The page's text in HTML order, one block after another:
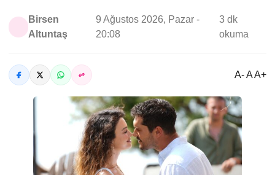
Birsen
Altuntaş
9 Ağustos 2026, Pazar -
20:08
3 dk
okuma
A- A A+